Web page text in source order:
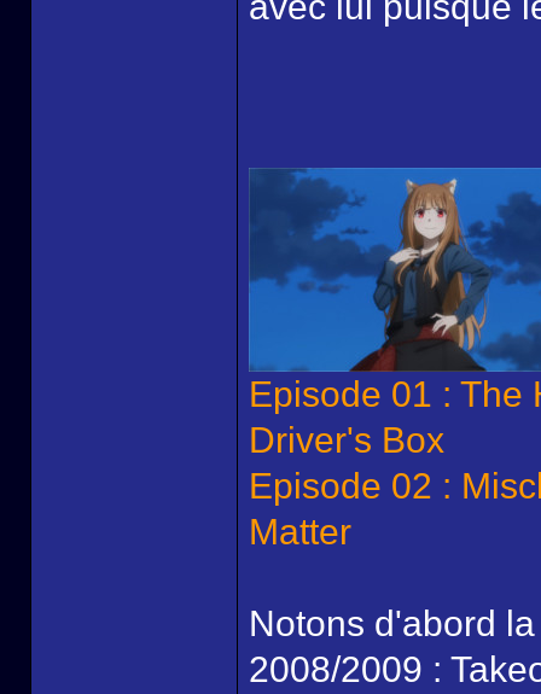
Episode 01 : The
Driver's Box
Episode 02 :
Matter
Notons d'abord
2008/2009 :